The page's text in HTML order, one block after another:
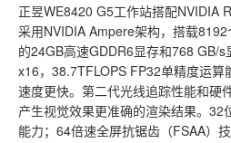
正昱WE8420 G5工作站搭配NVIDIA
采用NVIDIA Ampere架构，搭载
的24GB高速GDDR6显存和768 GB/
x16，38.7TFLOPS FP32单精度运算
速度更快。第二代光线追踪性能和硬
产生视觉效果更准确的渲染结果。32
能力；64倍速全屏抗锯齿（FSAA）